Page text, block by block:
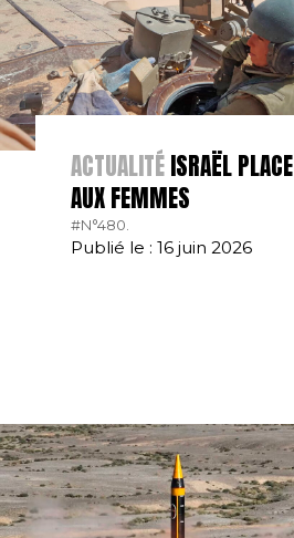
ACTUALITÉISRAËL PLACE
AUX FEMMES
#N°480.
Publié le : 16 juin 2026